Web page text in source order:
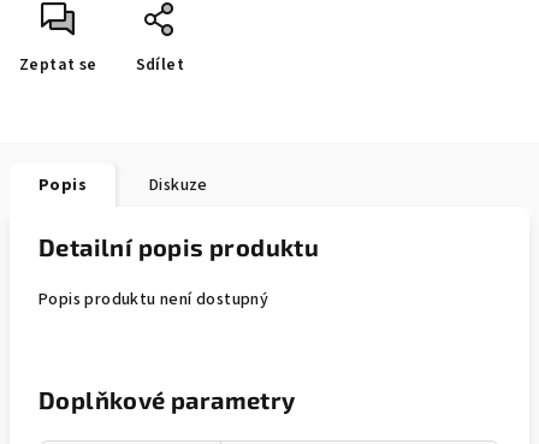
Zeptat se Sdílet
Popis Diskuze
Detailní popis produktu
Popis produktu není dostupný
Doplňkové parametry